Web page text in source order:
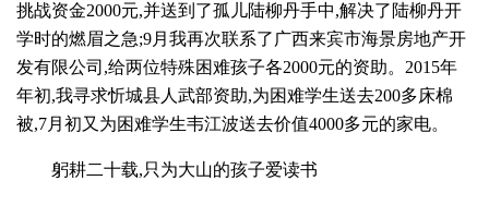
挑战资金2000元,并送到了孤儿陆柳丹手中,解决了陆柳丹开
学时的燃眉之急;9月我再次联系了广西来宾市海景房地产开
发有限公司,给两位特殊困难孩子各2000元的资助。2015年
年初,我寻求忻城县人武部资助,为困难学生送去200多床棉
被,7月初又为困难学生韦江波送去价值4000多元的家电。
躬耕二十载,只为大山的孩子爱读书